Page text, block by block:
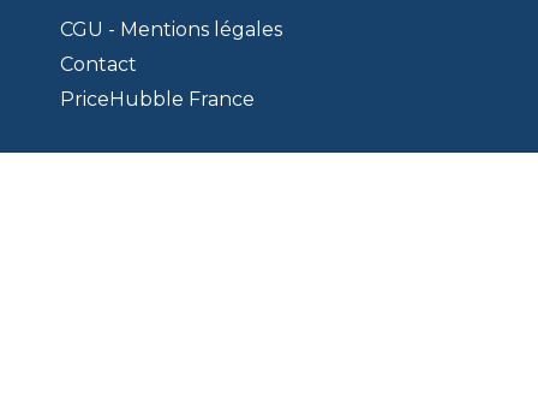
CGU - Mentions légales
Contact
PriceHubble France